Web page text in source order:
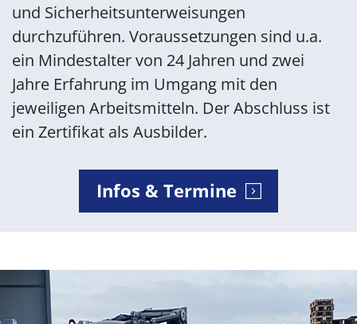
und Sicherheitsunterweisungen
durchzuführen. Voraussetzungen sind u.a.
ein Mindestalter von 24 Jahren und zwei
Jahre Erfahrung im Umgang mit den
jeweiligen Arbeitsmitteln. Der Abschluss ist
ein Zertifikat als Ausbilder.
Infos & Termine